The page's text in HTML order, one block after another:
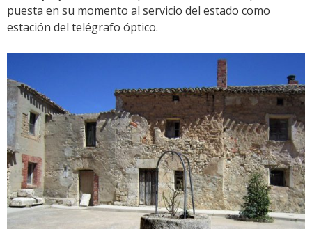
puesta en su momento al servicio del estado como
estación del telégrafo óptico.